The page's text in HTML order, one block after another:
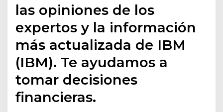
las opiniones de los
expertos y la información
más actualizada de IBM
(IBM). Te ayudamos a
tomar decisiones
financieras.